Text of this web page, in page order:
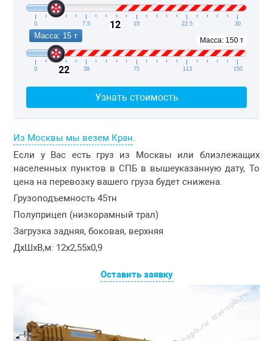
0 7.5 15 22.5 30
12
Масса: 150 т
Масса: 15 т
0 38 75 113 150
22
Узнать стоимость
Из Москвы мы везем Кран.
Если у Вас есть груз из Москвы или близлежащих
населенных пунктов в СПБ в вышеуказанную дату, То
цена на перевозку вашего груза будет снижена.
Грузоподъемность 45тн
Полуприцеп (низкорамный трал)
Загрузка задняя, боковая, верхняя
ДxШxВ,м: 12x2,55x0,9
Оставить заявку